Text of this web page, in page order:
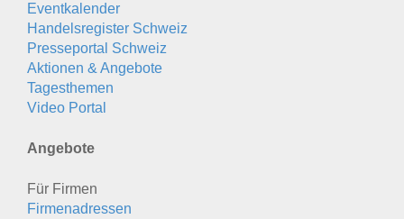
Eventkalender
Handelsregister Schweiz
Presseportal Schweiz
Aktionen & Angebote
Tagesthemen
Video Portal
Angebote
Für Firmen
Firmenadressen